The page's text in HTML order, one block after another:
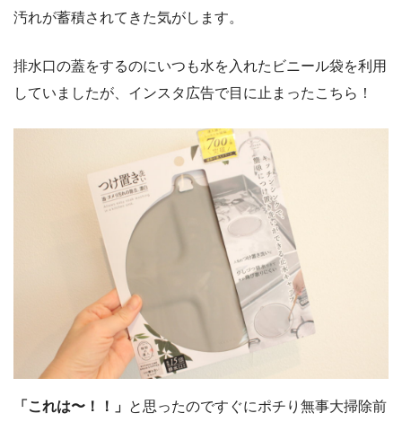
汚れが蓄積されてきた気がします。
排水口の蓋をするのにいつも水を入れたビニール袋を利用
していましたが、インスタ広告で目に止まったこちら！
「これは〜！！」 と思ったのですぐにポチり無事大掃除前